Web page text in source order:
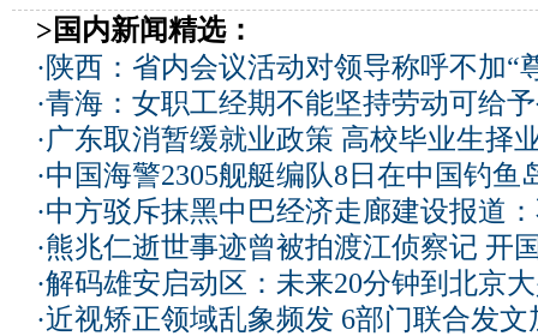
>国内新闻精选：
· 陕西：省内会议活动对领导称呼不加“
·青海：女职工经期不能坚持劳动可给
·广东取消暂缓就业政策 高校毕业生择
·中国海警2305舰艇编队8日在中国钓鱼
·中方驳斥抹黑中巴经济走廊建设报道
·熊兆仁逝世事迹曾被拍渡江侦察记 开
·解码雄安启动区：未来20分钟到北京
·近视矫正领域乱象频发 6部门联合发文